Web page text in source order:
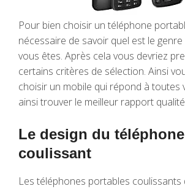
Pour bien choisir un téléphone
nécessaire de savoir quel est le genre
vous êtes. Après cela vous devriez
certains critères de sélection. Ainsi
choisir un mobile qui répond à toutes
ainsi trouver le meilleur rapport
Le design du
coulissant
Les téléphones portables coulissants